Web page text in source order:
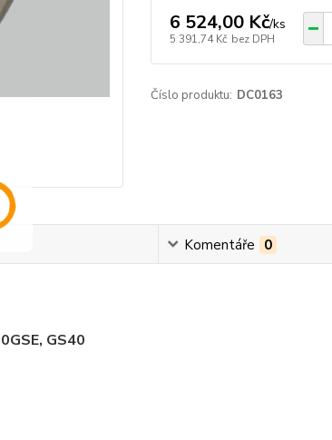
6 524,00 Kč/ks
5 391,74 Kč bez DPH
Číslo produktu: DC0163
Komentáře 0
GS40